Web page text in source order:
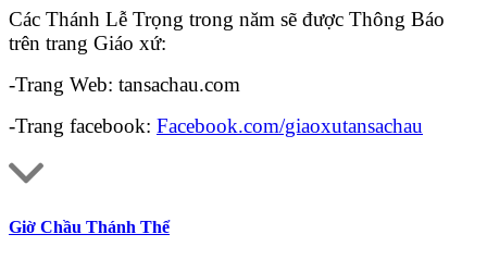
Các Thánh Lễ Trọng trong năm sẽ được Thông Báo
trên trang Giáo xứ:
-Trang Web: tansachau.com
-Trang facebook: Facebook.com/giaoxutansachau
Giờ Chầu Thánh Thể